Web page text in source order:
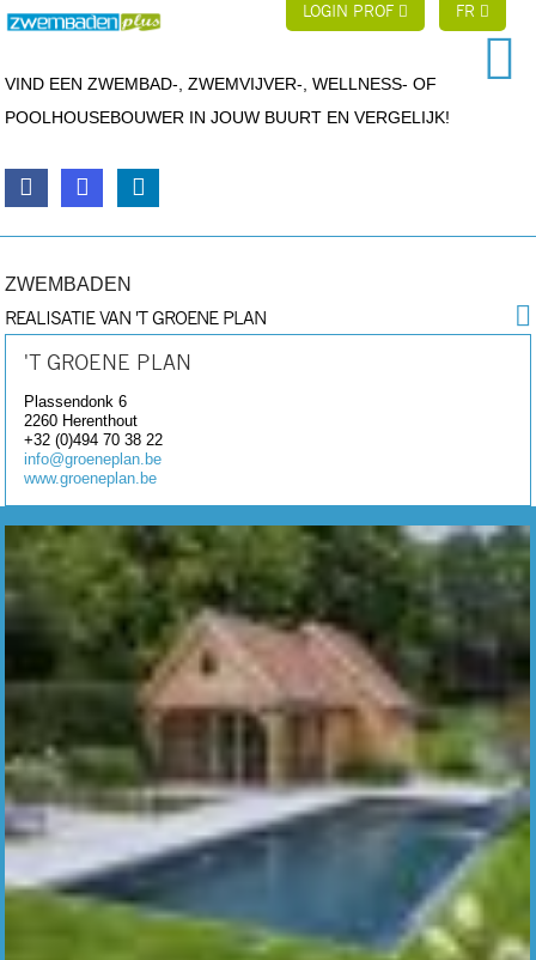
LOGIN PROF FR
VIND EEN ZWEMBAD-, ZWEMVIJVER-, WELLNESS- OF
POOLHOUSEBOUWER IN JOUW BUURT EN VERGELIJK!
ZWEMBADEN
REALISATIE VAN 'T GROENE PLAN
'T GROENE PLAN
Plassendonk 6
2260 Herenthout
+32 (0)494 70 38 22
info@groeneplan.be
www.groeneplan.be